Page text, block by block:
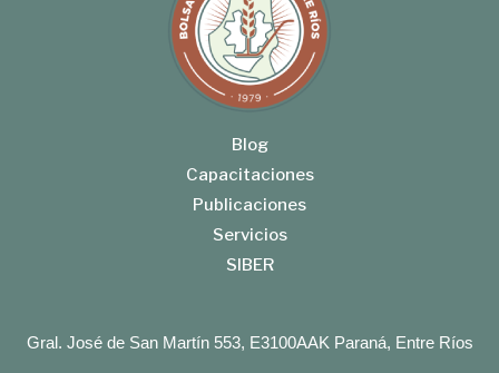
Blog
Capacitaciones
Publicaciones
Servicios
SIBER
Gral. José de San Martín 553, E3100AAK Paraná, Entre Ríos